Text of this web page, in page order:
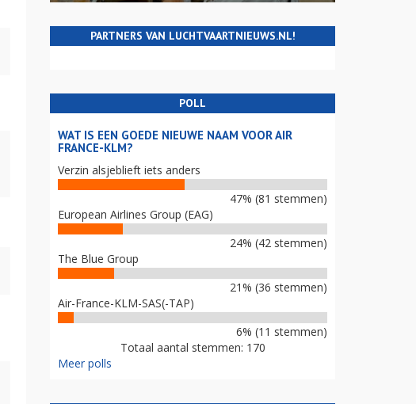
PARTNERS VAN LUCHTVAARTNIEUWS.NL!
POLL
WAT IS EEN GOEDE NIEUWE NAAM VOOR AIR
FRANCE-KLM?
Verzin alsjeblieft iets anders
47% (81 stemmen)
European Airlines Group (EAG)
24% (42 stemmen)
The Blue Group
21% (36 stemmen)
Air-France-KLM-SAS(-TAP)
6% (11 stemmen)
Totaal aantal stemmen: 170
Meer polls